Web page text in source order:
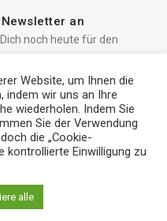
an
noch heute für den
Trade Services Ltd.
Website, um Ihnen die
indem wir uns an Ihre
wiederholen. Indem Sie
Sie der Verwendung
die „Cookie-
kontrollierte Einwilligung zu
alle